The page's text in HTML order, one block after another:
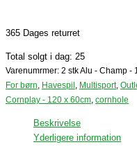
365 Dages returret
Total solgt i dag: 25
Varenumrmer: 2 stk Alu - Champ -
For børn Havespil Multisport,
Cornplay - 120 x 60cm cornhole
Beskrivelse
Yderligere information